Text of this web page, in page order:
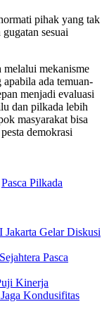
pihak yang tak
sesuai
melalui mekanisme
ada temuan-
menjadi evaluasi
dan pilkada lebih
masyarakat bisa
demokrasi
Pasca Pilkada
Gelar Diskusi
Pasca
Kinerja
Kondusifitas